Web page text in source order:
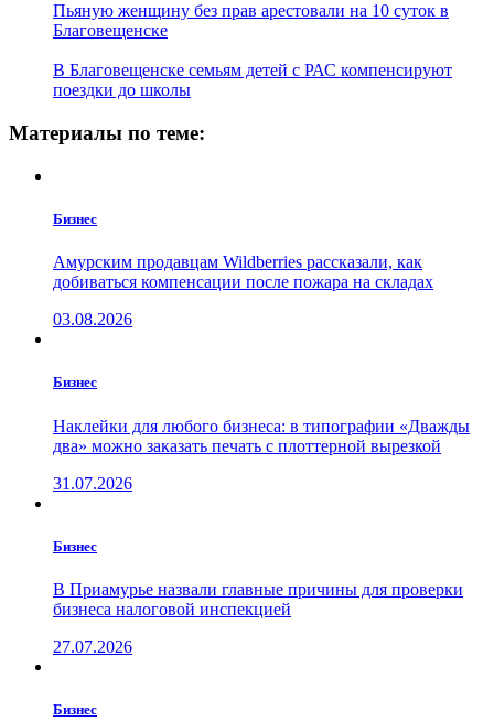
Пьяную женщину без прав арестовали на 10 суток в
Благовещенске
В Благовещенске семьям детей с РАС компенсируют
поездки до школы
Материалы по теме:
Бизнес
Амурским продавцам Wildberries рассказали, как
добиваться компенсации после пожара на складах
03.08.2026
Бизнес
Наклейки для любого бизнеса: в типографии «Дважды
два» можно заказать печать с плоттерной вырезкой
31.07.2026
Бизнес
В Приамурье назвали главные причины для проверки
бизнеса налоговой инспекцией
27.07.2026
Бизнес